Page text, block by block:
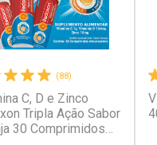
(88)
C, D e Zinco
Tripla Ação Sabor
30 Comprimidos